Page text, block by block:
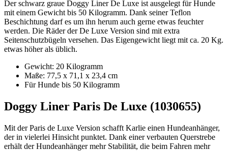
Der schwarz graue Doggy Liner De Luxe ist ausgelegt für Hunde
mit einem Gewicht bis 50 Kilogramm. Dank seiner Teflon
Beschichtung darf es um ihn herum auch gerne etwas feuchter
werden. Die Räder der De Luxe Version sind mit extra
Seitenschutzbügeln versehen. Das Eigengewicht liegt mit ca. 20 Kg.
etwas höher als üblich.
Gewicht: 20 Kilogramm
Maße: 77,5 x 71,1 x 23,4 cm
Für Hunde bis 50 Kilogramm
Doggy Liner Paris De Luxe (1030655)
Mit der Paris de Luxe Version schafft Karlie einen Hundeanhänger,
der in vielerlei Hinsicht punktet. Dank einer verbauten Querstrebe
erhält der Hundeanhänger mehr Stabilität, die beim Fahren mehr